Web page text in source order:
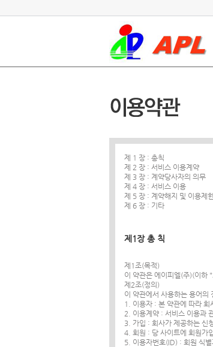
제 1 장 : 총칙
제 2 장 : 서비스 이용계약
제 3 장 : 계약당사자의 의무
제 4 장 : 서비스 이용
제 5 장 : 계약해지 및 이용제
제 6 장 : 기타
제1장 총 칙
제1조(목적)
이 약관은 에이피엘(주)(이하
제2조(정의)
이 약관에서 사용하는 용어의
1. 이용자 : 본 약관에 따라 회
2. 이용계약 : 서비스 이용과
3. 가입 : 회사가 제공하는 신
4. 회원 : 당 사이트에 회원가
5. 이용자번호(ID) : 회원 식